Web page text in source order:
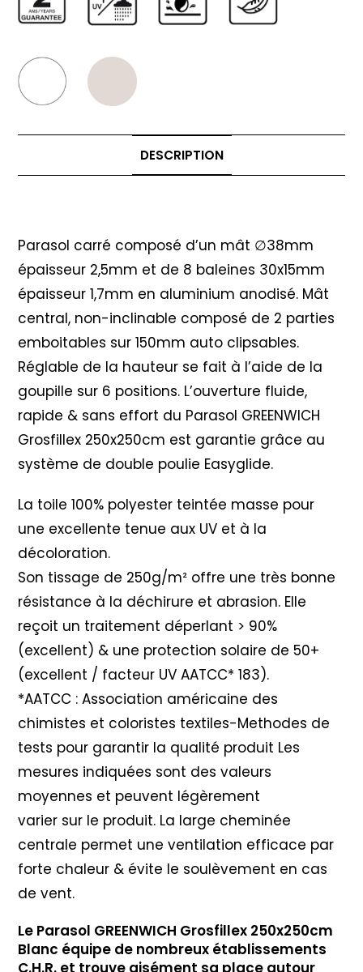
DESCRIPTION
Parasol carré composé d’un mât ∅38mm
épaisseur 2,5mm et de 8 baleines 30x15mm
épaisseur 1,7mm en aluminium anodisé. Mât
central, non-inclinable composé de 2 parties
emboitables sur 150mm auto clipsables.
Réglable de la hauteur se fait à l’aide de la
goupille sur 6 positions. L’ouverture fluide,
rapide & sans effort du Parasol GREENWICH
Grosfillex 250x250cm est garantie grâce au
système de double poulie Easyglide.
La toile 100% polyester teintée masse pour
une excellente tenue aux UV et à la
décoloration.
Son tissage de 250g/m² offre une très bonne
résistance à la déchirure et abrasion. Elle
reçoit un traitement déperlant > 90%
(excellent) & une protection solaire de 50+
(excellent / facteur UV AATCC* 183).
*AATCC : Association américaine des
chimistes et coloristes textiles-Methodes de
tests pour garantir la qualité produit Les
mesures indiquées sont des valeurs
moyennes et peuvent légèrement
varier sur le produit. La large cheminée
centrale permet une ventilation efficace par
forte chaleur & évite le soulèvement en cas
de vent.
Le Parasol GREENWICH Grosfillex 250x250cm
Blanc équipe de nombreux établissements
C.H.R. et trouve aisément sa place autour